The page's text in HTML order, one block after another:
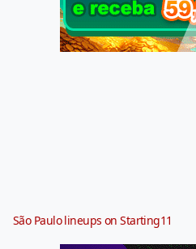
São Paulo lineups on Starting11